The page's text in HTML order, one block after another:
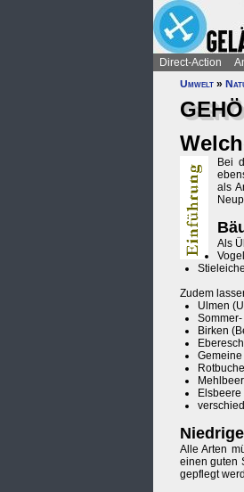
Direct-Action
Umwelt »
Bei
als
Als
Zudem
Ulmen
Birken
Alle Arten
einen guten
gepflegt